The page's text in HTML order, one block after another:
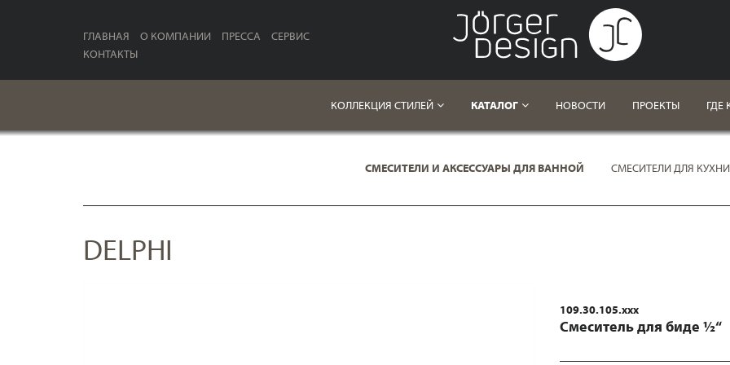
ГЛАВНАЯ О КОМПАНИИ ПРЕССА
СЕРВИС
КОНТАКТЫ
КОЛЛЕКЦИЯ СТИЛЕЙ КАТАЛОГ НОВОСТИ ПРОЕКТЫ ГДЕ
СМЕСИТЕЛИ И АКСЕССУАРЫ ДЛЯ ВАННОЙ СМЕСИТЕЛИ ДЛЯ КУХНИ
DELPHI
109.30.105.xxx
Смеситель для биде ½“